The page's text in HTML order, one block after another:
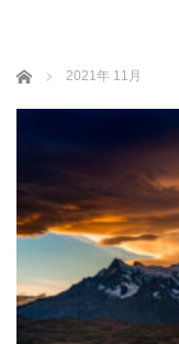
ホーム 2021年 11月